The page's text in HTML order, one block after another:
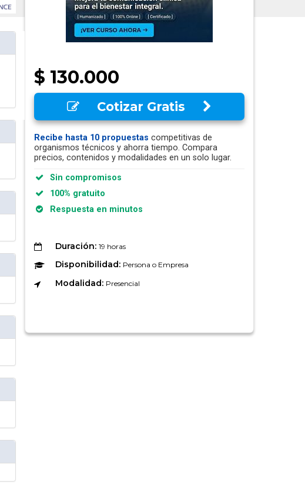
$ 130.000
Cotizar Gratis
Recibe hasta 10 propuestas competitivas de
organismos técnicos y ahorra tiempo. Compara
precios, contenidos y modalidades en un solo lugar.
Sin compromisos
100% gratuito
Respuesta en minutos
Duración: 19 horas
Disponibilidad: Persona o Empresa
Modalidad: Presencial